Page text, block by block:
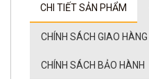
CHI TIẾT SẢN PHẨM
CHÍNH SÁCH GIAO HÀNG
CHÍNH SÁCH BẢO HÀNH